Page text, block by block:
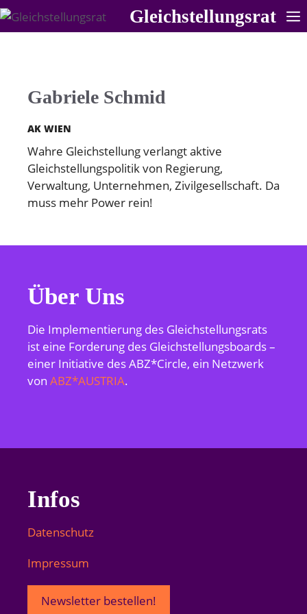
Zum
Inhalt
Gleichstellungsrat
Gabriele Schmid
AK WIEN
Wahre Gleichstellung verlangt aktive
Gleichstellungspolitik von Regierung,
Verwaltung, Unternehmen, Zivilgesellschaft. Da
muss mehr Power rein!
Über Uns
Die Implementierung des Gleichstellungsrats
ist eine Forderung des Gleichstellungsboards –
einer Initiative des ABZ*Circle, ein Netzwerk
von ABZ*AUSTRIA.
Infos
Datenschutz
Impressum
Newsletter bestellen!